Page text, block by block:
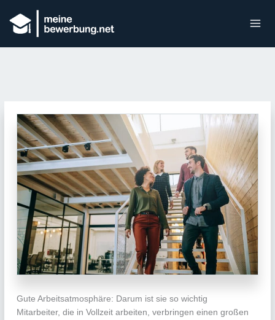
Gute Arbeitsatmosphäre: Darum ist sie so wichtig
Mitarbeiter, die in Vollzeit arbeiten, verbringen einen großen